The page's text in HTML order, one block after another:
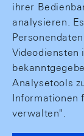
ihrer
analysieren.
Videodiensten
Analysetools
Informationen
verwalten".